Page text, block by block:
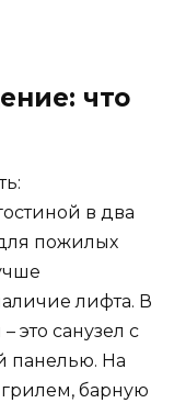
что
в два
пожилых
лифта. В
это санузел с
панелью. На
барную